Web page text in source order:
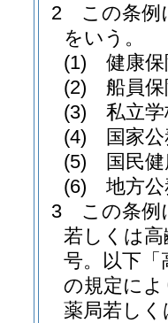
2
この条例
をいう。
(1)
健康
(2)
船員
(3)
私立
(4)
国家
(5)
国民
(6)
地方
3
この条例
若しくは
号。以下「
の規定に
薬局若し